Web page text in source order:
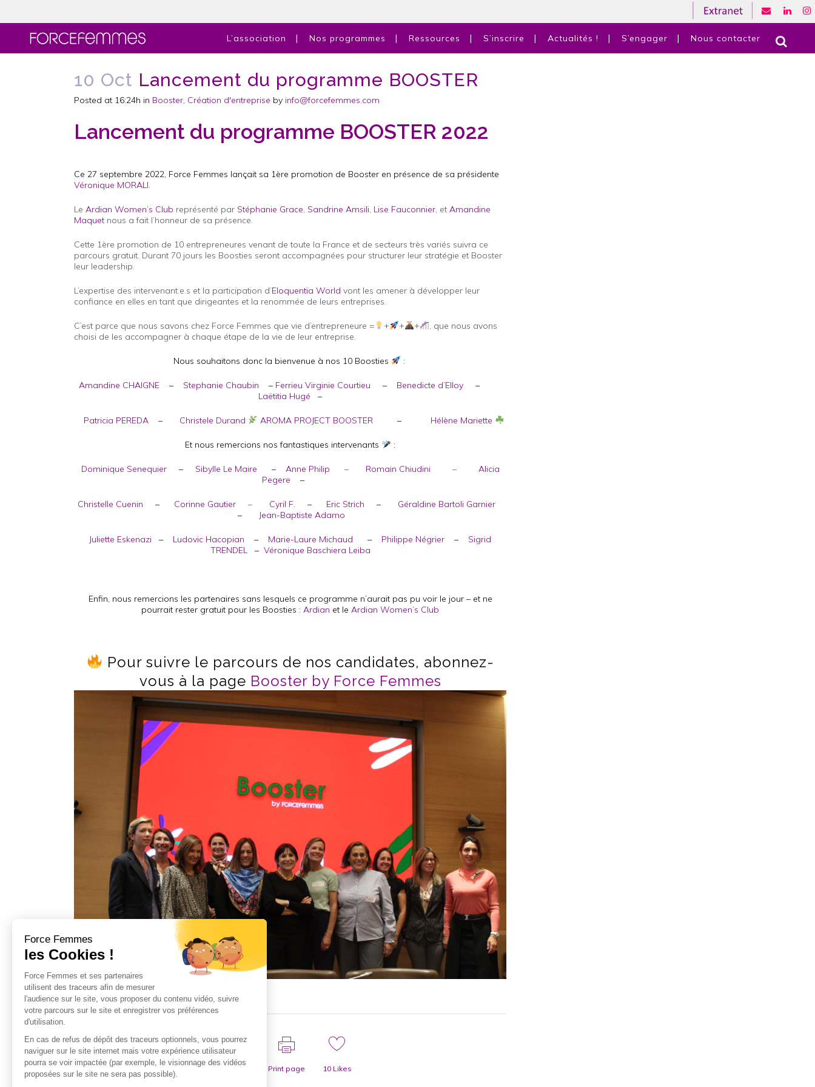
L’association Nos programmes Ressources S’inscrire Actualités ! S’engager Nous contacter
10 Oct Lancement du programme BOOSTER
Posted at 16:24h in Booster, Création d'entreprise by info@forcefemmes.com
Lancement du programme BOOSTER 2022
Ce 27 septembre 2022, Force Femmes lançait sa 1ère promotion de Booster en présence de sa présidente
Véronique MORALI.
Le Ardian Women’s Club représenté par Stéphanie Grace, Sandrine Amsili, Lise Fauconnier, et Amandine
Maquet nous a fait l’honneur de sa présence.
Cette 1ère promotion de 10 entrepreneures venant de toute la France et de secteurs très variés suivra ce
parcours gratuit. Durant 70 jours les Boosties seront accompagnées pour structurer leur stratégie et Booster
leur leadership.
L’expertise des intervenant.e.s et la participation d’Eloquentia World vont les amener à développer leur
confiance en elles en tant que dirigeantes et la renommée de leurs entreprises.
C’est parce que nous savons chez Force Femmes que vie d’entrepreneure = + + +
, que nous avons
choisi de les accompagner à chaque étape de la vie de leur entreprise.
Nous souhaitons donc la bienvenue à nos 10 Boosties :
Amandine CHAIGNE – Stephanie Chaubin – Ferrieu Virginie Courtieu – Benedicte d’Elloy –
Laëtitia Hugé –
Patricia PEREDA– Christele Durand AROMA PROJECT BOOSTER– Hélène Mariette
Et nous remercions nos fantastiques intervenants :
Dominique Senequier– Sibylle Le Maire – Anne Philip – Romain Chiudini – Alicia
Pegere –
Christelle Cuenin – Corinne Gautier – Cyril F. – Eric Strich – Géraldine Bartoli Garnier
–
Jean-Baptiste Adamo
Juliette Eskenazi – Ludovic Hacopian – Marie-Laure Michaud – Philippe Négrier – Sigrid
TRENDEL– Véronique Baschiera Leiba
Enfin, nous remercions les partenaires sans lesquels ce programme n’aurait pas pu voir le jour – et ne
pourrait rester gratuit pour les Boosties :Ardian et leArdian Women’s Club
Pour suivre le parcours de nos candidates, abonnez-
vous à la page Booster by Force Femmes
Share Print page 10Likes